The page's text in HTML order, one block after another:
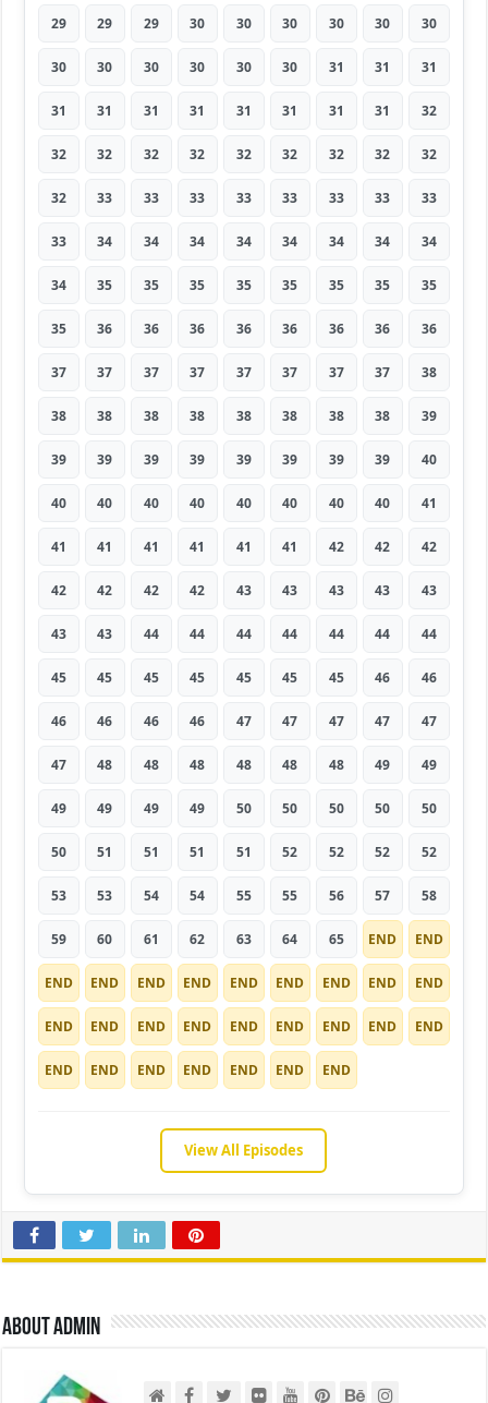
29 29 29 30 30 30 30 30 30
30 30 30 30 30 30 31 31 31
31 31 31 31 31 31 31 31 32
32 32 32 32 32 32 32 32 32
32 33 33 33 33 33 33 33 33
33 34 34 34 34 34 34 34 34
34 35 35 35 35 35 35 35 35
35 36 36 36 36 36 36 36 36
37 37 37 37 37 37 37 37 38
38 38 38 38 38 38 38 38 39
39 39 39 39 39 39 39 39 40
40 40 40 40 40 40 40 40 41
41 41 41 41 41 41 42 42 42
42 42 42 42 43 43 43 43 43
43 43 44 44 44 44 44 44 44
45 45 45 45 45 45 45 46 46
46 46 46 46 47 47 47 47 47
47 48 48 48 48 48 48 49 49
49 49 49 49 50 50 50 50 50
50 51 51 51 51 52 52 52 52
53 53 54 54 55 55 56 57 58
59 60 61 62 63 64 65 END END
END END END END END END END END END
END END END END END END END END END
END END END END END END END
View All Episodes
About admin